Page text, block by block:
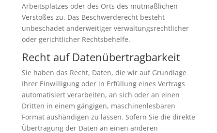
Arbeitsplatzes oder des Orts des mutmaßlichen
Verstoßes zu. Das Beschwerderecht besteht
unbeschadet anderweitiger verwaltungsrechtlicher
oder gerichtlicher Rechtsbehelfe.
Recht auf Daten­übertrag­barkeit
Sie haben das Recht, Daten, die wir auf Grundlage
Ihrer Einwilligung oder in Erfüllung eines Vertrags
automatisiert verarbeiten, an sich oder an einen
Dritten in einem gängigen, maschinenlesbaren
Format aushändigen zu lassen. Sofern Sie die direkte
Übertragung der Daten an einen anderen